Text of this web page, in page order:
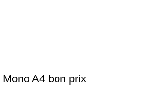
A4 bon prix